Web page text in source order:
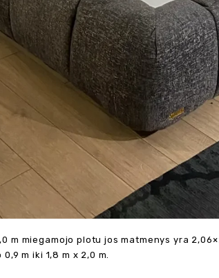
m miegamojo plotu jos matmenys yra
m iki 1,8 m x 2,0 m.